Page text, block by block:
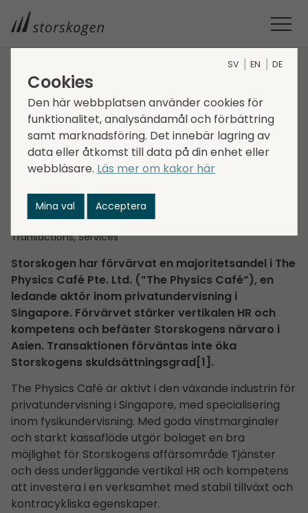
STORSKOGEN
STORSKOGEN STÄRKER VERTIKALEN HR OCH KOMPETENS
Storskogen stärker
vertikalen HR och
kompetens
2023-10-06
Transactions, Services
Storskogen har förvärvat en majoritetsandel i The
Physics Café Pte. Ltd. (”The Physics Café”), en
ledande aktör inom privatundervisning i
Singapore. Förvärvet stärker vertikalen HR och
kompetens och befäster Storskogens närvaro i
Asien. Transaktionen förväntas inte öka
Storskogens skuldsättningsgrad[1].
The Physics Café är aktivt i den växande industrin för
privatundervisning i Singapore, med specialisering
inom fysikundervisning. Med goda vinstmarginaler
och starkt kassaflöde utgör bolaget en bra
möjlighet för Storskogens affärsområde Tjänster
och dess underliggande vertikal HR och kompetens
att investera i en verksamhet med stabil tillväxt och
kontracykliska egenskaper.
SV EN DE
Cookies
Den här webbplatsen använder cookies för
funktionalitet, analysändamål och förbättring
samt marknadsföring. Det innebär lagring av
data eller åtkomst till data på din enhet eller
webbläsare. Läs mer om kakor här
Mina val Acceptera